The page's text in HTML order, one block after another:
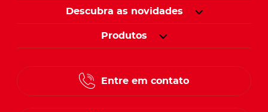
Descubra as novidades
Produtos
Entre em contato